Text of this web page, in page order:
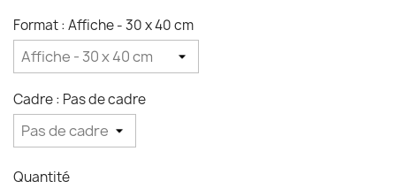
Format : Affiche - 30 x 40 cm
Cadre : Pas de cadre
Quantité